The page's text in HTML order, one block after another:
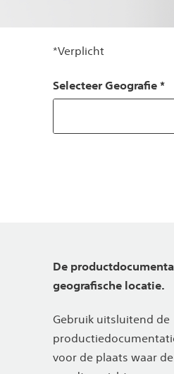
*Verplicht
Selecteer Geografie *
De
geografische locatie.
Gebruik uitsluitend de
voor de plaats waar